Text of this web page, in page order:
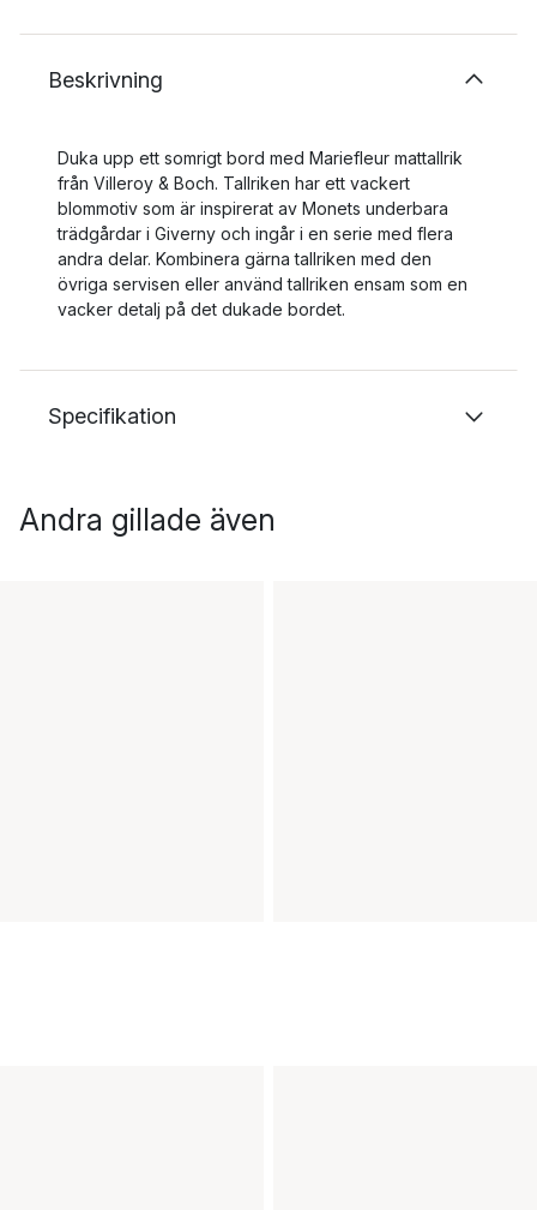
Beskrivning
Duka upp ett somrigt bord med Mariefleur mattallrik
från Villeroy & Boch. Tallriken har ett vackert
blommotiv som är inspirerat av Monets underbara
trädgårdar i Giverny och ingår i en serie med flera
andra delar. Kombinera gärna tallriken med den
övriga servisen eller använd tallriken ensam som en
vacker detalj på det dukade bordet.
Specifikation
Andra gillade även